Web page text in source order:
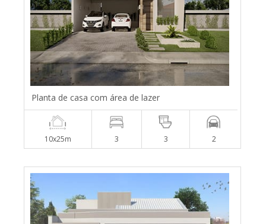
Planta de casa com área de lazer
10x25m 3 3 2